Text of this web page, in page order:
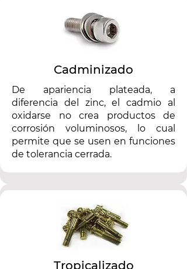
Cadminizado
De apariencia plateada, a
diferencia del zinc, el cadmio al
oxidarse no crea productos de
corrosión voluminosos, lo cual
permite que se usen en funciones
de tolerancia cerrada.
Tropicalizado